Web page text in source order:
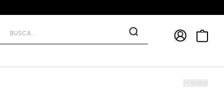
<< Voltar